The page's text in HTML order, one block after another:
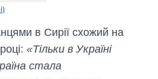
в Сирії схожий на
«Тільки в Україні
стала